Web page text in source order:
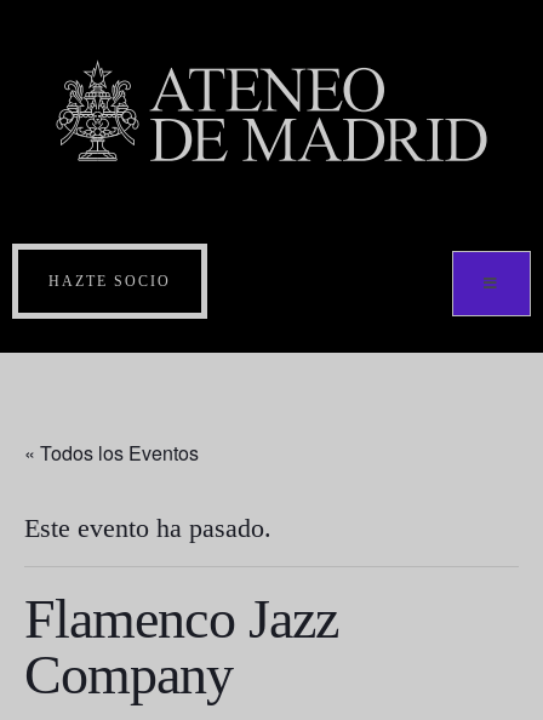
HAZTE SOCIO
« Todos los Eventos
Este evento ha pasado.
Flamenco Jazz
Company